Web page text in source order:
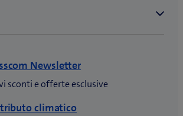
Newsletter
sconti e offerte esclusive
climatico